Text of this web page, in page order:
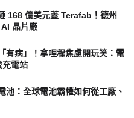
168 億美元蓋 Terafab！德州
晶片廠
有病」！拿哩程焦慮開玩笑：電
充電站
池：全球電池霸權如何從工廠、